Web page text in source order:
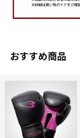
おすすめ商品